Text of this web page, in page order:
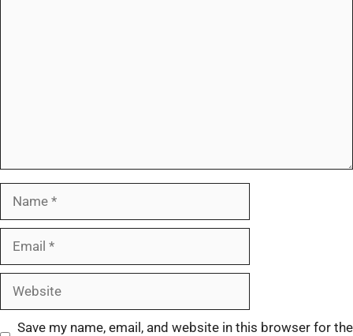
Save my name, email, and website in this browser for the